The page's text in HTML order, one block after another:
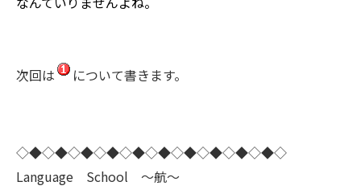
次回は について書きます。
◇◆◇◆◇◆◇◆◇◆◇◆◇◆◇◆◇◆◇◆◇
Language School ～航～